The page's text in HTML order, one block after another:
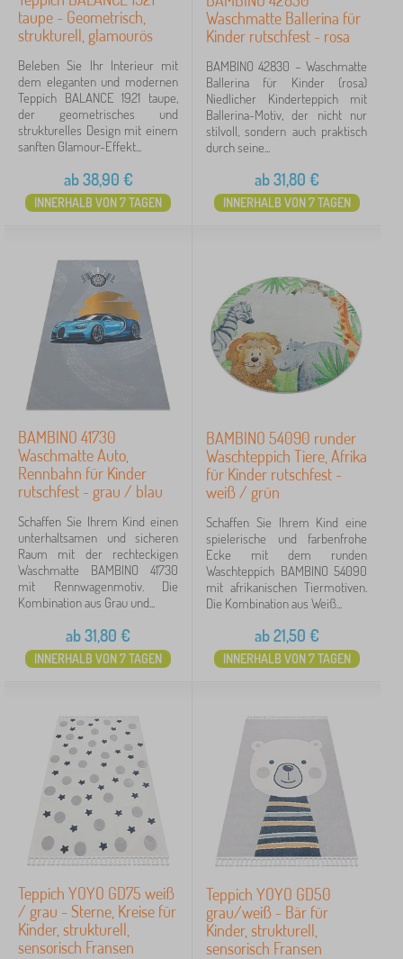
taupe - Geometrisch,
strukturell, glamourös
Beleben Sie Ihr Interieur mit
dem eleganten und modernen
Teppich BALANCE 1921 taupe,
der geometrisches und
strukturelles Design mit einem
sanften Glamour-Effekt...
ab38,90 €
INNERHALB VON 7 TAGEN
Waschmatte Ballerina für
Kinder rutschfest - rosa
BAMBINO 42830 – Waschmatte
Ballerina für Kinder (rosa)
Niedlicher Kinderteppich mit
Ballerina-Motiv, der nicht nur
stilvoll, sondern auch praktisch
durch seine...
ab31,80 €
INNERHALB VON 7 TAGEN
BAMBINO 41730
Waschmatte Auto,
Rennbahn für Kinder
rutschfest - grau / blau
Schaffen Sie Ihrem Kind einen
unterhaltsamen und sicheren
Raum mit der rechteckigen
Waschmatte BAMBINO 41730
mit Rennwagenmotiv. Die
Kombination aus Grau und...
ab31,80 €
INNERHALB VON 7 TAGEN
BAMBINO 54090 runder
Waschteppich Tiere, Afrika
für Kinder rutschfest -
weiß / grün
Schaffen Sie Ihrem Kind eine
spielerische und farbenfrohe
Ecke mit dem runden
Waschteppich BAMBINO 54090
mit afrikanischen Tiermotiven.
Die Kombination aus Weiß...
ab21,50 €
INNERHALB VON 7 TAGEN
Teppich YOYO GD75 weiß
/ grau - Sterne, Kreise für
Kinder, strukturell,
sensorisch Fransen
Teppich YOYO GD50
grau/weiß - Bär für
Kinder, strukturell,
sensorisch Fransen